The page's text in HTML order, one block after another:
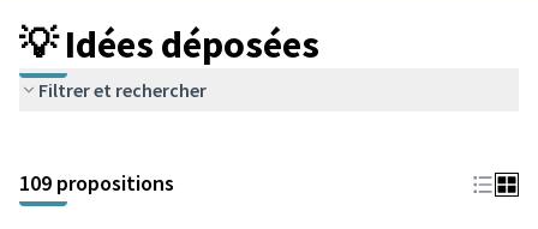
💡 Idées déposées
Filtrer et rechercher
+
−
109 propositions